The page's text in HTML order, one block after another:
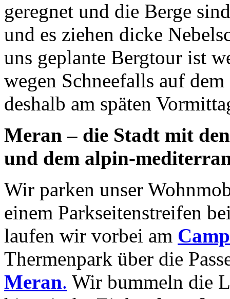
geregnet und die Berge
und es ziehen dicke
uns geplante Bergtour ist
wegen Schneefalls auf
deshalb am späten
Meran – die Stadt mit
und dem alpin-
Wir parken unser
einem Parkseitenstreifen
laufen wir vorbei am
Thermenpark über die
Meran. Wir bummeln die